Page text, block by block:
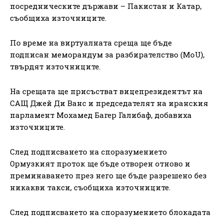
посредническите държави – Пакистан и Катар,
съобщиха източниците.
По време на виртуалната среща ще бъде
подписан меморандум за разбирателство (MoU),
твърдят източниците.
На срещата ще присъстват вицепрезидентът на
САЩ Джей Ди Ванс и председателят на иранския
парламент Мохамед Багер Галибаф, добавиха
източниците.
След подписването на споразумението
Ормузкият проток ще бъде отворен отново и
преминаването през него ще бъде разрешено без
никакви такси, съобщиха източниците.
След подписването на споразумението блокадата